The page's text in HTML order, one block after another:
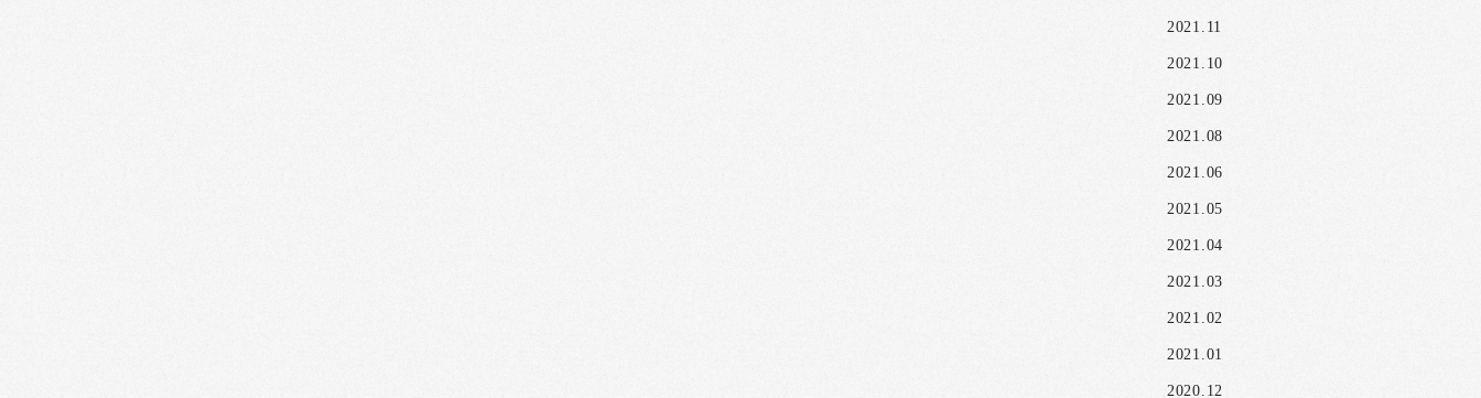
2021.11
2021.10
2021.09
2021.08
2021.06
2021.05
2021.04
2021.03
2021.02
2021.01
2020.12